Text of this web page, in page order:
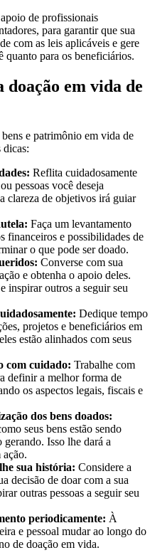
de profissionais
para garantir que sua
com as leis aplicáveis e gere
quanto para os beneficiários.
em vida de
e patrimônio em vida de
dicas:
Reflita cuidadosamente
pessoas você deseja
clareza de objetivos irá guiar
Faça um levantamento
financeiros e possibilidades de
o que pode ser doado.
Converse com sua
e obtenha o apoio deles.
inspirar outros a seguir seu
Dedique tempo
projetos e beneficiários em
estão alinhados com seus
com cuidado: Trabalhe com
definir a melhor forma de
os aspectos legais, fiscais e
dos bens doados:
seus bens estão sendo
Isso lhe dará a
ação.
sua história: Considere a
decisão de doar com a sua
outras pessoas a seguir seu
periodicamente: À
e pessoal mudar ao longo do
de doação em vida.